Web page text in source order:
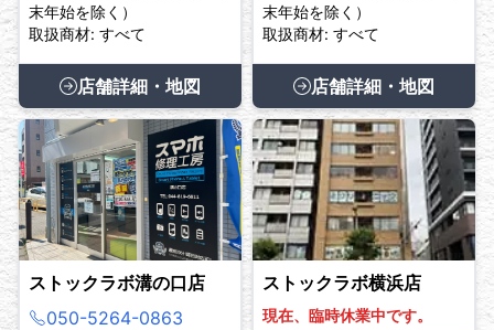
末年始を除く）
取扱商材: すべて
店舗詳細・地図
末年始を除く）
取扱商材: すべて
店舗詳細・地図
ストックラボ溝の口店
050-5264-0863
ストックラボ横浜店
現在、臨時休業中です。